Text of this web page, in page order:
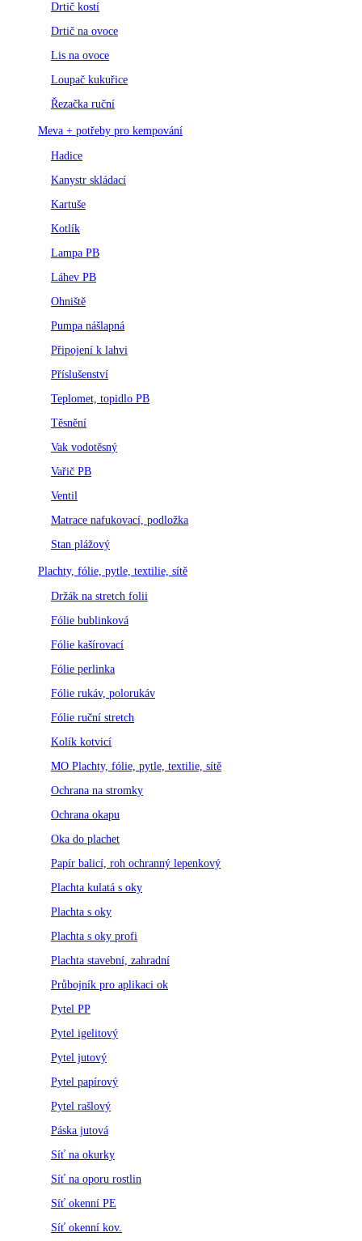
Drtič kostí
Drtič na ovoce
Lis na ovoce
Loupač kukuřice
Řezačka ruční
Meva + potřeby pro kempování
Hadice
Kanystr skládací
Kartuše
Kotlík
Lampa PB
Láhev PB
Ohniště
Pumpa nášlapná
Připojení k lahvi
Příslušenství
Teplomet, topidlo PB
Těsnění
Vak vodotěsný
Vařič PB
Ventil
Matrace nafukovací, podložka
Stan plážový
Plachty, fólie, pytle, textilie, sítě
Držák na stretch folii
Fólie bublinková
Fólie kašírovací
Fólie perlinka
Fólie rukáv, polorukáv
Fólie ruční stretch
Kolík kotvicí
MO Plachty, fólie, pytle, textilie, sítě
Ochrana na stromky
Ochrana okapu
Oka do plachet
Papír balicí, roh ochranný lepenkový
Plachta kulatá s oky
Plachta s oky
Plachta s oky profi
Plachta stavební, zahradní
Průbojník pro aplikaci ok
Pytel PP
Pytel igelitový
Pytel jutový
Pytel papírový
Pytel rašlový
Páska jutová
Síť na okurky
Síť na oporu rostlin
Síť okenní PE
Síť okenní kov.